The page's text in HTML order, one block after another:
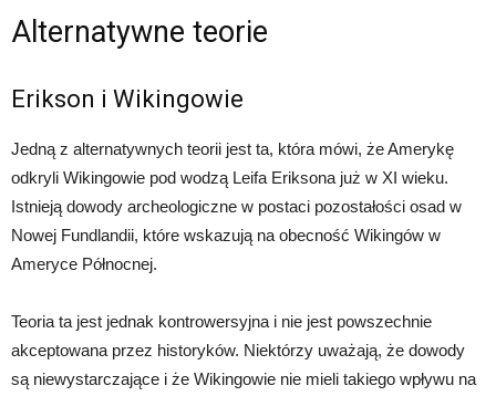
Alternatywne teorie
Erikson i Wikingowie
Jedną z alternatywnych teorii jest ta, która mówi, że Amerykę
odkryli Wikingowie pod wodzą Leifa Eriksona już w XI wieku.
Istnieją dowody archeologiczne w postaci pozostałości osad w
Nowej Fundlandii, które wskazują na obecność Wikingów w
Ameryce Północnej.
Teoria ta jest jednak kontrowersyjna i nie jest powszechnie
akceptowana przez historyków. Niektórzy uważają, że dowody
są niewystarczające i że Wikingowie nie mieli takiego wpływu na